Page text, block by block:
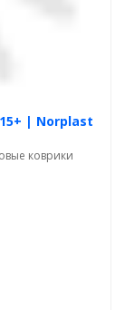
| Norplast
коврики